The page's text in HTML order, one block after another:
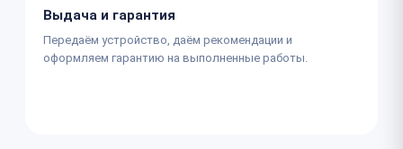
Выдача и гарантия
Передаём устройство, даём рекомендации и
оформляем гарантию на выполненные работы.